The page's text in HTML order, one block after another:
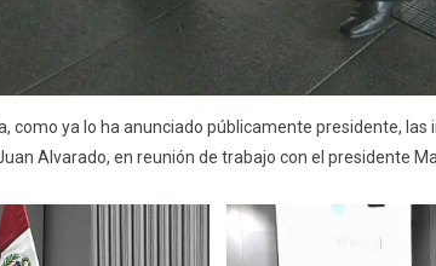
ya lo ha anunciado públicamente presidente, las
Alvarado, en reunión de trabajo con el presidente